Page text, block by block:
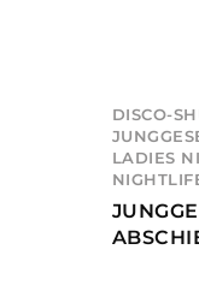
DISCO-
LADIES